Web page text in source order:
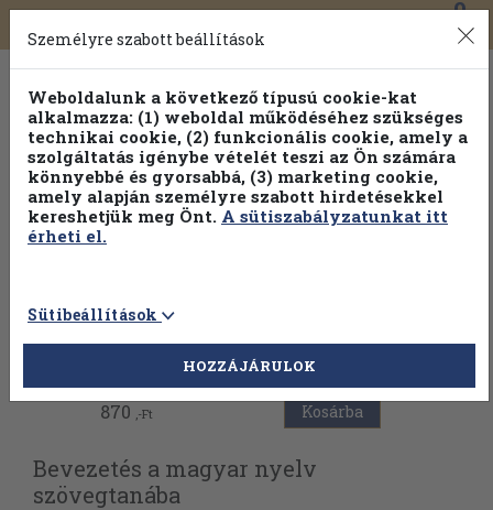
Toggle
navigation
0
Válogasson több mint 1.000.000 kiadványunk közül
100% kedvezménnyel!
Vissza az előző oldalra
870 ,-Ft Kosárba
Bevezetés a magyar nyelv
szövegtanába
Személyre szabott beállítások
Weboldalunk a következő típusú cookie-kat
alkalmazza: (1) weboldal működéséhez szükséges
technikai cookie, (2) funkcionális cookie, amely a
szolgáltatás igénybe vételét teszi az Ön számára
könnyebbé és gyorsabbá, (3) marketing cookie,
amely alapján személyre szabott hirdetésekkel
kereshetjük meg Önt. A sütiszabályzatunkat itt
érheti el.
Sütibeállítások
HOZZÁJÁRULOK